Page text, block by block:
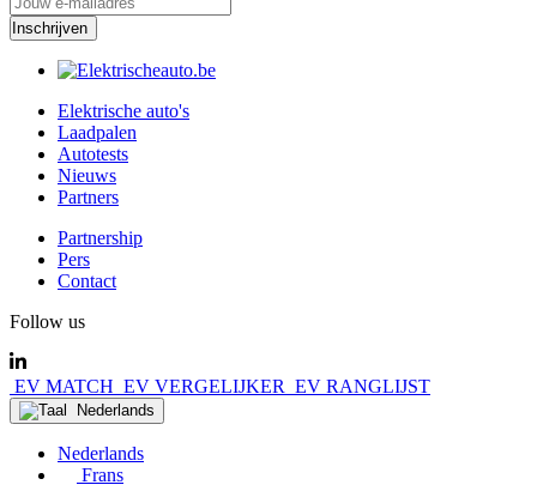
Elektrische auto's
Laadpalen
Autotests
Nieuws
Partners
Partnership
Pers
Contact
Follow us
EV MATCH EV VERGELIJKER EV RANGLIJST
Nederlands
Nederlands
Frans